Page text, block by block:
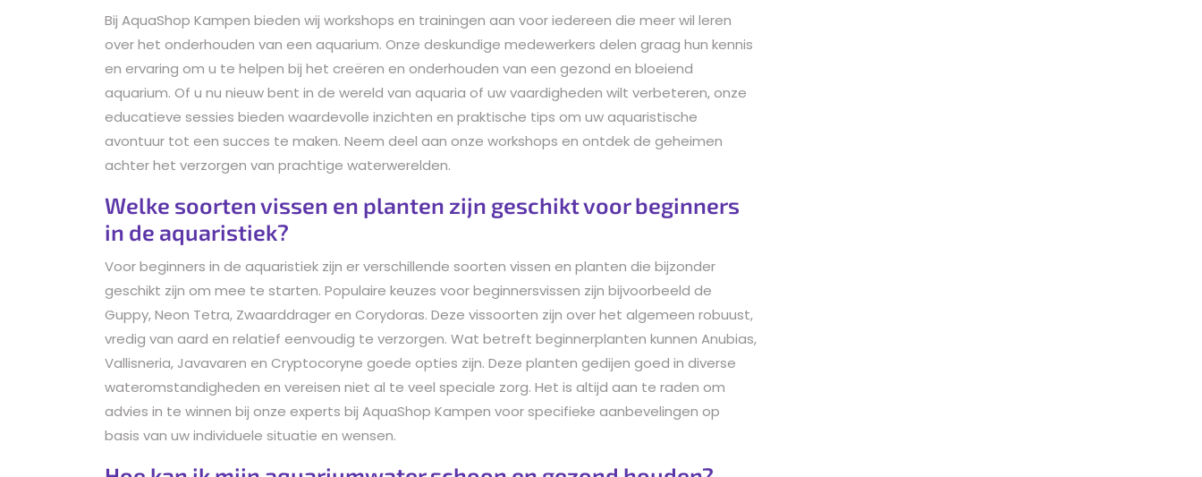
Bij AquaShop Kampen bieden wij workshops en trainingen aan voor iedereen die meer wil leren
over het onderhouden van een aquarium. Onze deskundige medewerkers delen graag hun kennis
en ervaring om u te helpen bij het creëren en onderhouden van een gezond en bloeiend
aquarium. Of u nu nieuw bent in de wereld van aquaria of uw vaardigheden wilt verbeteren, onze
educatieve sessies bieden waardevolle inzichten en praktische tips om uw aquaristische
avontuur tot een succes te maken. Neem deel aan onze workshops en ontdek de geheimen
achter het verzorgen van prachtige waterwerelden.
Welke soorten vissen en planten zijn geschikt voor beginners
in de aquaristiek?
Voor beginners in de aquaristiek zijn er verschillende soorten vissen en planten die bijzonder
geschikt zijn om mee te starten. Populaire keuzes voor beginnersvissen zijn bijvoorbeeld de
Guppy, Neon Tetra, Zwaarddrager en Corydoras. Deze vissoorten zijn over het algemeen robuust,
vredig van aard en relatief eenvoudig te verzorgen. Wat betreft beginnerplanten kunnen Anubias,
Vallisneria, Javavaren en Cryptocoryne goede opties zijn. Deze planten gedijen goed in diverse
wateromstandigheden en vereisen niet al te veel speciale zorg. Het is altijd aan te raden om
advies in te winnen bij onze experts bij AquaShop Kampen voor specifieke aanbevelingen op
basis van uw individuele situatie en wensen.